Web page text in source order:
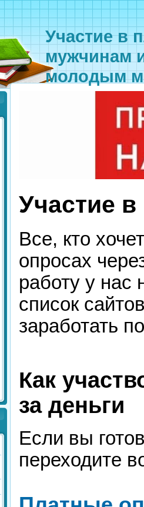
Участие в
мужчинам
молодым
Участие
Все, кто
опросах
работу у нас
список
заработать
Как
за деньги
Если вы
переходите